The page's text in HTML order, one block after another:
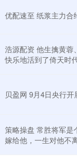
优配速至 纸浆主力合
浩源配资 他生擒黄蓉
快乐地活到了倚天时
贝盈网 9月4日央行
策略操盘 常胜将军是
嫁给他，一生对他不